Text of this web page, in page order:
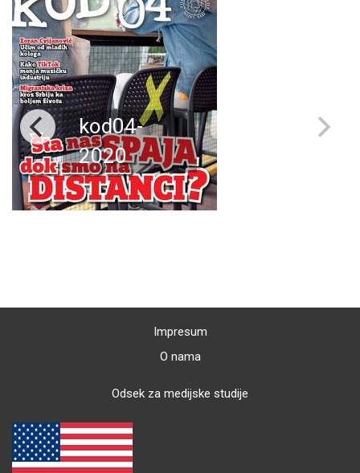
kod04-
2020
Impresum
O nama
Odsek za medijske studije